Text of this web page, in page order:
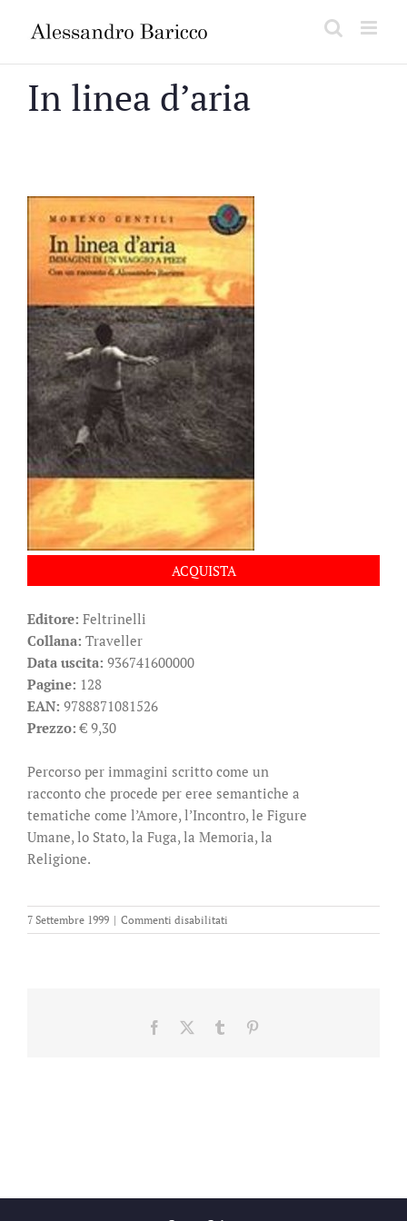
In linea d’aria
ACQUISTA
Editore: Feltrinelli
Collana: Traveller
Data uscita: 936741600000
Pagine: 128
EAN: 9788871081526
Prezzo: € 9,30
Percorso per immagini scritto come un
racconto che procede per eree semantiche a
tematiche come l’Amore, l’Incontro, le Figure
Umane, lo Stato, la Fuga, la Memoria, la
Religione.
7 Settembre 1999 | Commenti disabilitati
In
Facebook Tumblr